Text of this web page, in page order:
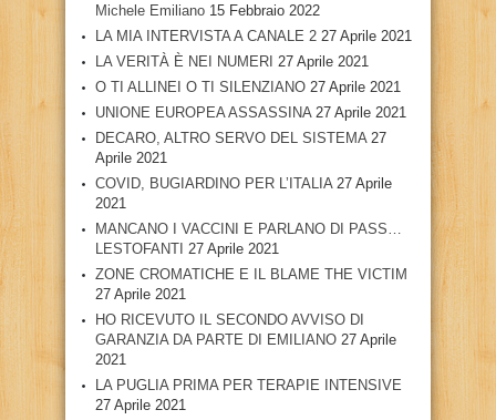
Michele Emiliano 15 Febbraio 2022
LA MIA INTERVISTA A CANALE 2 27 Aprile 2021
LA VERITÀ È NEI NUMERI 27 Aprile 2021
O TI ALLINEI O TI SILENZIANO 27 Aprile 2021
UNIONE EUROPEA ASSASSINA 27 Aprile 2021
DECARO, ALTRO SERVO DEL SISTEMA 27
Aprile 2021
COVID, BUGIARDINO PER L’ITALIA 27 Aprile
2021
MANCANO I VACCINI E PARLANO DI PASS…
LESTOFANTI 27 Aprile 2021
ZONE CROMATICHE E IL BLAME THE VICTIM
27 Aprile 2021
HO RICEVUTO IL SECONDO AVVISO DI
GARANZIA DA PARTE DI EMILIANO 27 Aprile
2021
LA PUGLIA PRIMA PER TERAPIE INTENSIVE
27 Aprile 2021